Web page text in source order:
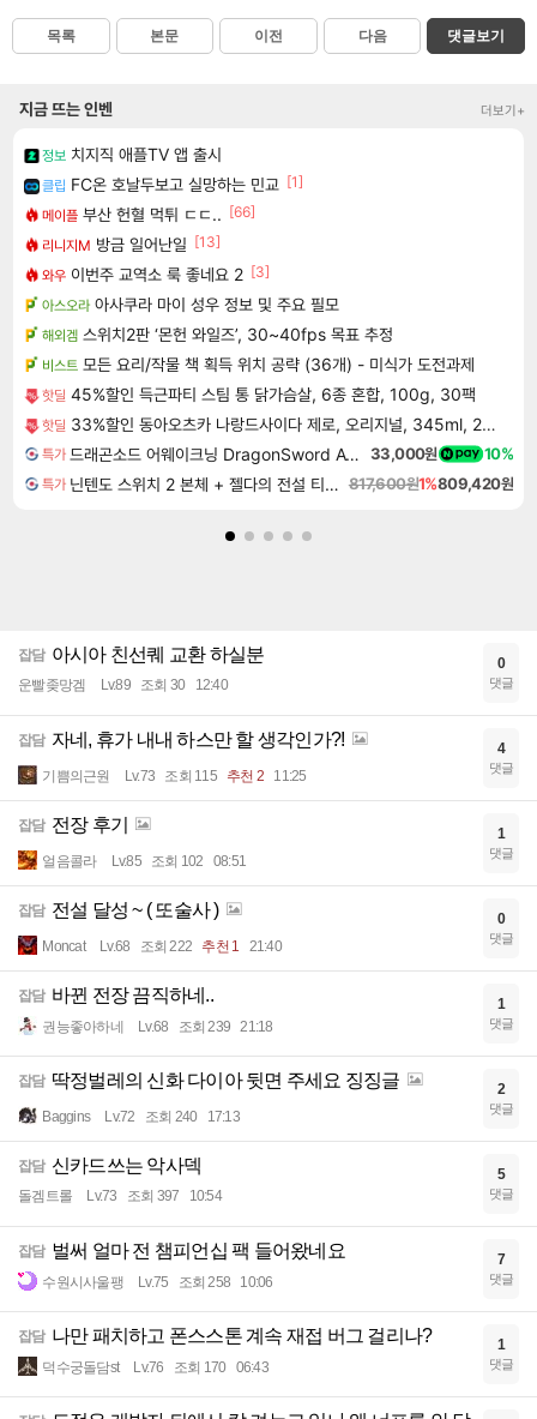
목록 본문 이전 다음 댓글보기
지금 뜨는 인벤 더보기+
정보 치지직 애플TV 앱 출시
클립 FC온 호날두보고 실망하는 민교 [1]
메이플 부산 헌혈 먹튀 ㄷㄷ.. [66]
리니지M 방금 일어난일 [13]
와우 이번주 교역소 룩 좋네요 2 [3]
아스오라 아사쿠라 마이 성우 정보 및 주요 필모
해외겜 스위치2판 ‘몬헌 와일즈’, 30~40fps 목표 추정
비스트 모든 요리/작물 책 획득 위치 공략 (36개) - 미식가 도전과제
핫딜 45%할인 득근파티 스팀 통 닭가슴살, 6종 혼합, 100g, 30팩
핫딜 33%할인 동아오츠카 나랑드사이다 제로, 오리지널, 345ml, 24개
특가 드래곤소드 어웨이크닝 DragonSword Awakening 33,000원 10%
특가 닌텐도 스위치 2 본체 + 젤다의 전설 티어스 오브 더 킹덤 닌텐도 스위치 2 에디션 + 젤다의 전설 브레스 오브 더 와일드 닌텐도 스위치 2 에디션 번들 817,600원1%809,420원
잡담 아시아 친선퀘 교환 하실분
운빨좆망겜 Lv.89 조회 30 12:40
0
댓글
잡담 자네, 휴가 내내 하스만 할 생각인가?!
기쁨의근원 Lv.73 조회 115 추천 2 11:25
4
댓글
잡담 전장 후기
얼음콜라 Lv.85 조회 102 08:51
1
댓글
잡담 전설 달성 ~ ( 또술사 )
Moncat Lv.68 조회 222 추천 1 21:40
0
댓글
잡담 바뀐 전장 끔직하네..
권능좋아하네 Lv.68 조회 239 21:18
1
댓글
잡담 딱정벌레의 신화 다이아 뒷면 주세요 징징글
Baggins Lv.72 조회 240 17:13
2
댓글
잡담 신카드쓰는 악사덱
돌겜트롤 Lv.73 조회 397 10:54
5
댓글
잡담 벌써 얼마 전 챔피언십 팩 들어왔네요
수원시사울팽 Lv.75 조회 258 10:06
7
댓글
잡담 나만 패치하고 폰스스톤 계속 재접 버그 걸리나?
덕수궁돌담st Lv.76 조회 170 06:43
1
댓글